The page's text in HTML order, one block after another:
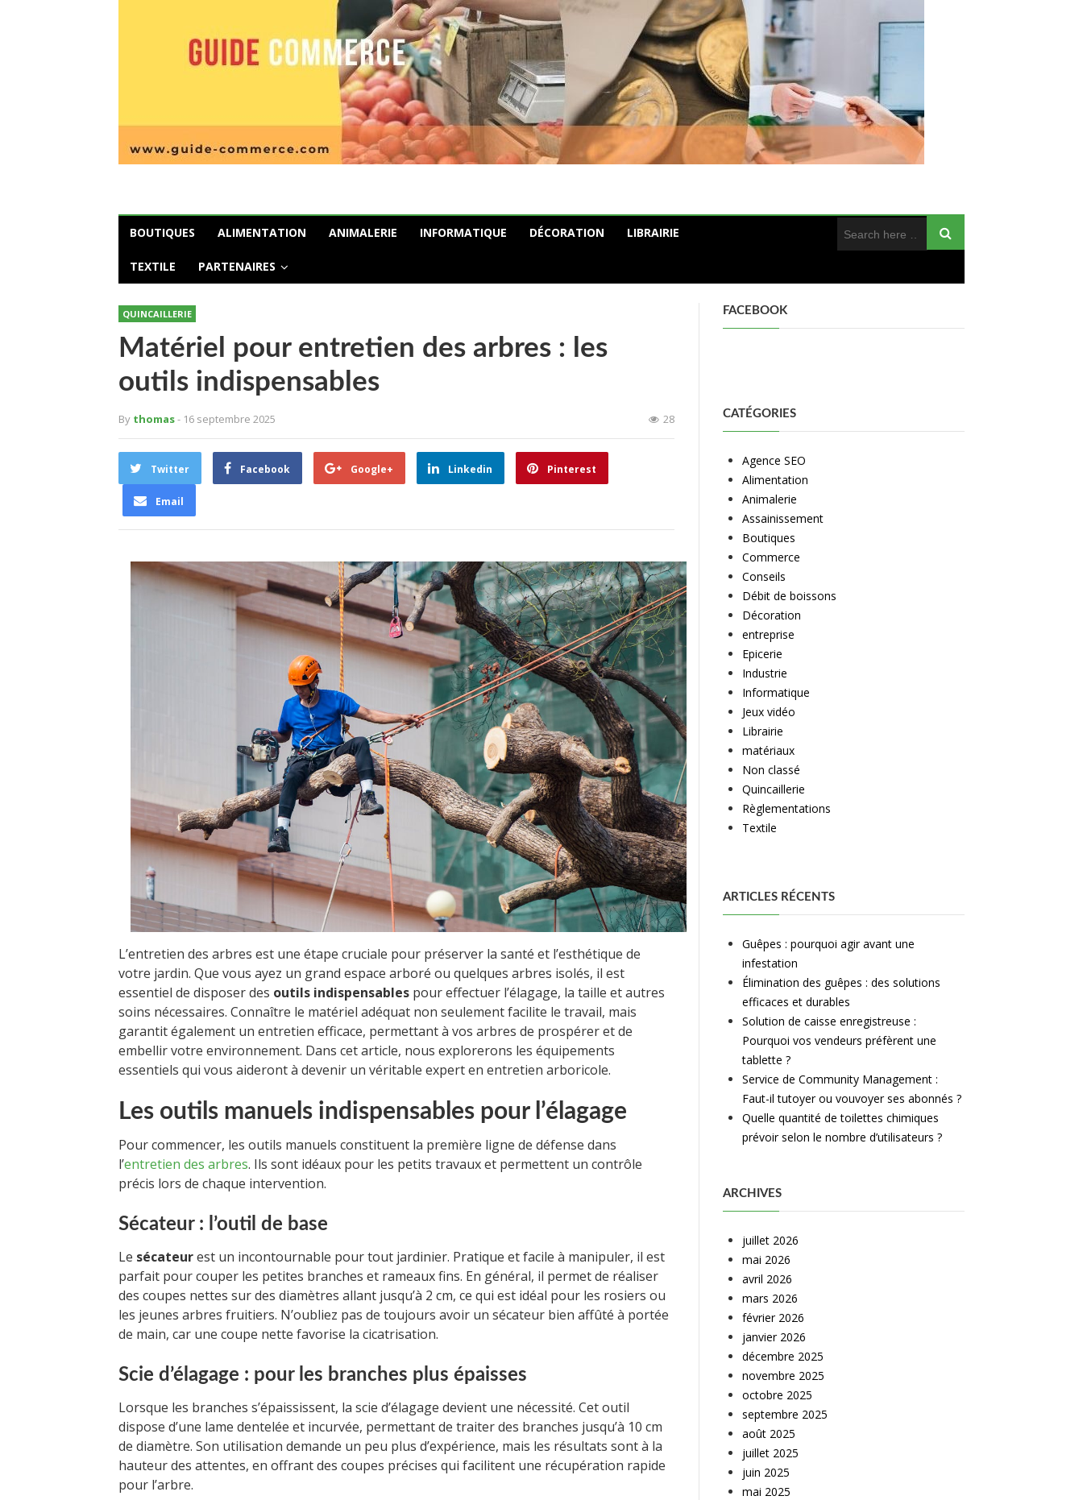
BOUTIQUES ALIMENTATION ANIMALERIE INFORMATIQUE DÉCORATION LIBRAIRIE
TEXTILE PARTENAIRES
QUINCAILLERIE
Matériel pour entretien des arbres : les
outils indispensables
By thomas- 16 septembre 2025 28
Twitter Facebook Google+ Linkedin Pinterest
Email
L’entretien des arbres est une étape cruciale pour préserver la santé et l’esthétique de
votre jardin. Que vous ayez un grand espace arboré ou quelques arbres isolés, il est
essentiel de disposer des outils indispensables pour effectuer l’élagage, la taille et autres
soins nécessaires. Connaître le matériel adéquat non seulement facilite le travail, mais
garantit également un entretien efficace, permettant à vos arbres de prospérer et de
embellir votre environnement. Dans cet article, nous explorerons les équipements
essentiels qui vous aideront à devenir un véritable expert en entretien arboricole.
Les outils manuels indispensables pour l’élagage
Pour commencer, les outils manuels constituent la première ligne de défense dans
l’entretien des arbres. Ils sont idéaux pour les petits travaux et permettent un contrôle
précis lors de chaque intervention.
Sécateur : l’outil de base
Le sécateurest un incontournable pour tout jardinier. Pratique et facile à manipuler, il est
parfait pour couper les petites branches et rameaux fins. En général, il permet de réaliser
des coupes nettes sur des diamètres allant jusqu’à 2 cm, ce qui est idéal pour les rosiers ou
les jeunes arbres fruitiers. N’oubliez pas de toujours avoir un sécateur bien affûté à portée
de main, car une coupe nette favorise la cicatrisation.
Scie d’élagage : pour les branches plus épaisses
Lorsque les branches s’épaississent, la scie d’élagage devient une nécessité. Cet outil
dispose d’une lame dentelée et incurvée, permettant de traiter des branches jusqu’à 10 cm
de diamètre. Son utilisation demande un peu plus d’expérience, mais les résultats sont à la
hauteur des attentes, en offrant des coupes précises qui facilitent une récupération rapide
pour l’arbre.
FACEBOOK
CATÉGORIES
Agence SEO
Alimentation
Animalerie
Assainissement
Boutiques
Commerce
Conseils
Débit de boissons
Décoration
entreprise
Epicerie
Industrie
Informatique
Jeux vidéo
Librairie
matériaux
Non classé
Quincaillerie
Règlementations
Textile
ARTICLES RÉCENTS
Guêpes : pourquoi agir avant une
infestation
Élimination des guêpes : des solutions
efficaces et durables
Solution de caisse enregistreuse :
Pourquoi vos vendeurs préfèrent une
tablette ?
Service de Community Management :
Faut-il tutoyer ou vouvoyer ses abonnés ?
Quelle quantité de toilettes chimiques
prévoir selon le nombre d’utilisateurs ?
ARCHIVES
juillet 2026
mai 2026
avril 2026
mars 2026
février 2026
janvier 2026
décembre 2025
novembre 2025
octobre 2025
septembre 2025
août 2025
juillet 2025
juin 2025
mai 2025